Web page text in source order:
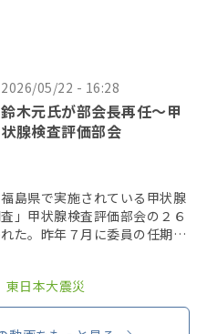
2026/05/22 - 16:28
鈴木元氏が部会長再任〜甲
状腺検査評価部会
島県で実施されている甲状腺
」甲状腺検査評価部会の２６
た。昨年７月に委員の任期を
開催となり、鈴木元保内 […]
東日本大震災